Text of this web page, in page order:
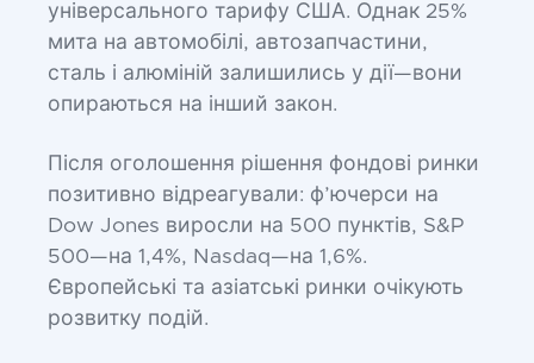
універсального тарифу США. Однак 25%
мита на автомобілі, автозапчастини,
сталь і алюміній залишились у дії—вони
опираються на інший закон.
Після оголошення рішення фондові ринки
позитивно відреагували: ф’ючерси на
Dow Jones виросли на 500 пунктів, S&P
500—на 1,4%, Nasdaq—на 1,6%.
Європейські та азіатські ринки очікують
розвитку подій.